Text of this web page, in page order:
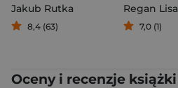
Jakub Rutka
8,4 (63)
Regan Lisa
7,0 (1)
Oceny i recenzje książki